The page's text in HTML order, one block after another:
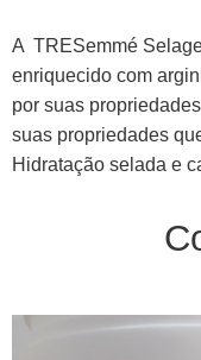
A TRESemmé
enriquecido com
por suas
suas propriedades
Hidratação selada e